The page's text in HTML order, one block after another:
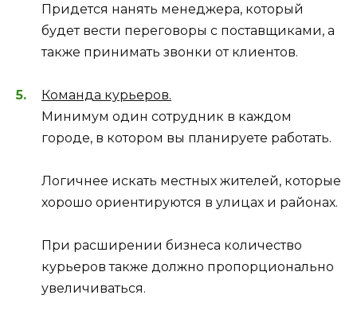
Придется нанять менеджера, который
будет вести переговоры с поставщиками, а
также принимать звонки от клиентов.
Команда курьеров.
Минимум один сотрудник в каждом
городе, в котором вы планируете работать.
Логичнее искать местных жителей, которые
хорошо ориентируются в улицах и районах.
При расширении бизнеса количество
курьеров также должно пропорционально
увеличиваться.